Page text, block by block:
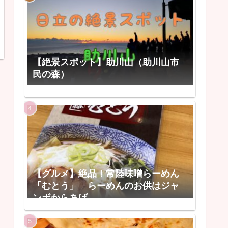
【絶景スポット】助川山（助川山市
民の森）
【グルメ】絶品！常陸味噌らーめん
「むとう」 らーめんのお供はジャ
ンボからあげ